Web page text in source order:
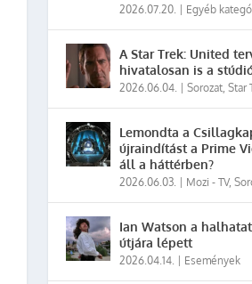
2026.07.20. Egyéb
A Star Trek: United
hivatalosan is a
2026.06.04. |Sorozat,Star
Lemondta a
újraindítást a Prime
áll a háttérben?
2026.06.03. Mozi - TV,
Ian Watson a
útjára lépett
2026.04.14. Események